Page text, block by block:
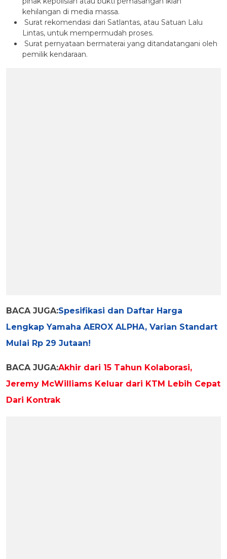
kehilangan di media massa.
Surat rekomendasi dari Satlantas, atau Satuan Lalu
Lintas, untuk mempermudah proses.
Surat pernyataan bermaterai yang ditandatangani oleh
pemilik kendaraan.
BACA JUGA:Spesifikasi dan Daftar Harga
Lengkap Yamaha AEROX ALPHA, Varian Standart
Mulai Rp 29 Jutaan!
BACA JUGA:Akhir dari 15 Tahun Kolaborasi,
Jeremy McWilliams Keluar dari KTM Lebih Cepat
Dari Kontrak